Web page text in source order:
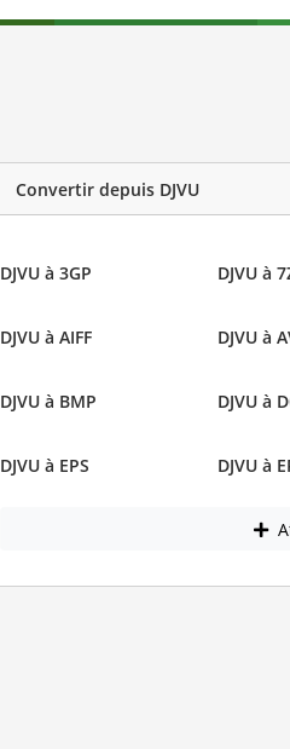
Convertir depuis DJVU
DJVU à 3GP DJVU à
DJVU à AIFF DJVU à
DJVU à BMP DJVU à
DJVU à EPS DJVU à